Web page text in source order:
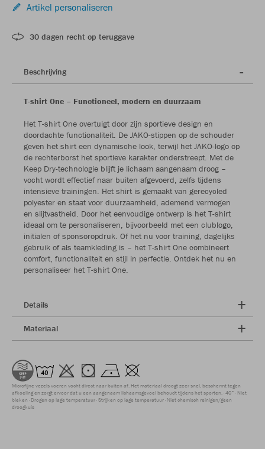
Artikel personaliseren
30 dagen recht op teruggave
Beschrijving
T-shirt One – Functioneel, modern en duurzaam
Het T-shirt One overtuigt door zijn sportieve design en
doordachte functionaliteit. De JAKO-stippen op de schouder
geven het shirt een dynamische look, terwijl het JAKO-logo op
de rechterborst het sportieve karakter onderstreept. Met de
Keep Dry-technologie blijft je lichaam aangenaam droog –
vocht wordt effectief naar buiten afgevoerd, zelfs tijdens
intensieve trainingen. Het shirt is gemaakt van gerecycled
polyester en staat voor duurzaamheid, ademend vermogen
en slijtvastheid. Door het eenvoudige ontwerp is het T-shirt
ideaal om te personaliseren, bijvoorbeeld met een clublogo,
initialen of sponsoropdruk. Of het nu voor training, dagelijks
gebruik of als teamkleding is – het T-shirt One combineert
comfort, functionaliteit en stijl in perfectie. Ontdek het nu en
personaliseer het T-shirt One.
Details
Materiaal
Microfijne vezels voeren vocht direct naar buiten af. Het materiaal droogt zeer snel, beschermt tegen
afkoeling en zorgt ervoor dat u een aangenaam lichaamsgevoel behoudt tijdens het sporten. 40° Niet
bleken Drogen op lage temperatuur Strijken op lage temperatuur Niet chemisch reinigen/geen
droogkuis